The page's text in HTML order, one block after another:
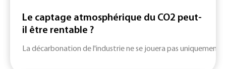
Le captage atmosphérique du CO2 peut-
il être rentable ?
La décarbonation de l'industrie ne se jouera pas uniquement